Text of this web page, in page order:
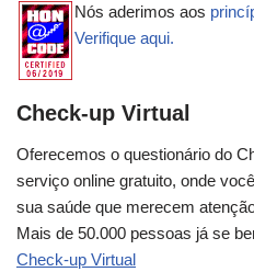
Nós aderimos aos
Verifique aqui.
Check-up Virtual
Oferecemos o questionário do
serviço online gratuito, onde
sua saúde que merecem
Mais de 50.000 pessoas já se
Check-up Virtual